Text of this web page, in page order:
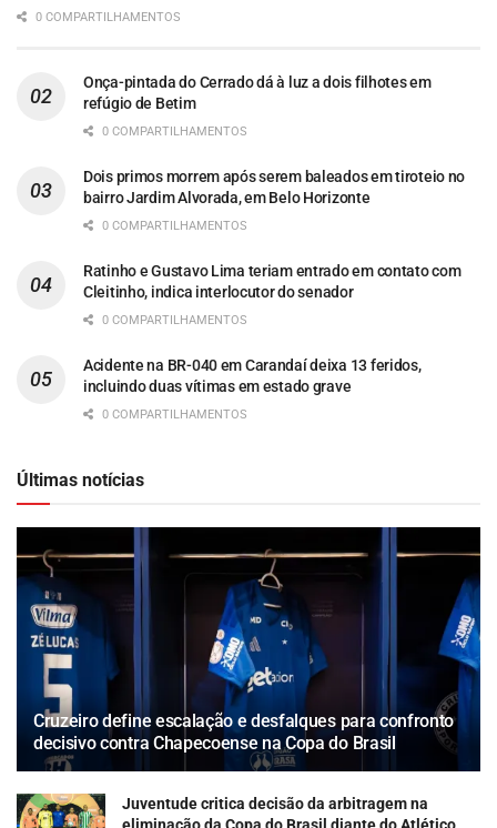
0 COMPARTILHAMENTOS
Onça-pintada do Cerrado dá à luz a dois filhotes em
refúgio de Betim
0 COMPARTILHAMENTOS
Dois primos morrem após serem baleados em tiroteio no
bairro Jardim Alvorada, em Belo Horizonte
0 COMPARTILHAMENTOS
Ratinho e Gustavo Lima teriam entrado em contato com
Cleitinho, indica interlocutor do senador
0 COMPARTILHAMENTOS
Acidente na BR-040 em Carandaí deixa 13 feridos,
incluindo duas vítimas em estado grave
0 COMPARTILHAMENTOS
Últimas notícias
Cruzeiro define escalação e desfalques para confronto
decisivo contra Chapecoense na Copa do Brasil
Juventude critica decisão da arbitragem na
eliminação da Copa do Brasil diante do Atlético